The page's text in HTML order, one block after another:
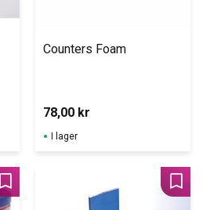
Counters Foam
78,00 kr
I lager
Lägg till i favoriter